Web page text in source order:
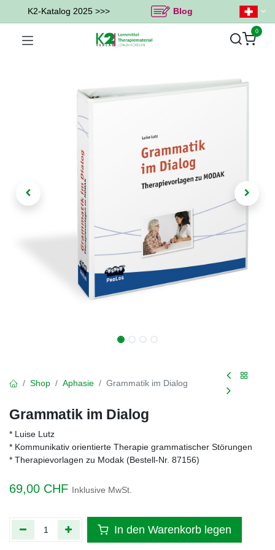
K2-Katalog 2025 >>> Blog
0
Shop Aphasie Grammatik im Dialog
Grammatik im Dialog
* Luise Lutz
* Kommunikativ orientierte Therapie grammatischer Störungen
* Therapievorlagen zu Modak (Bestell-Nr. 87156)
69,00 CHF Inklusive MwSt.
In den Warenkorb legen